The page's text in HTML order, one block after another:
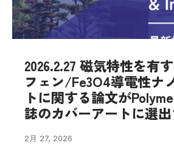
2026.2.27 磁気特性を有
フェン/Fe3O4導電性ナ
トに関する論文が
誌のカバーアートに選
2月 27, 2026